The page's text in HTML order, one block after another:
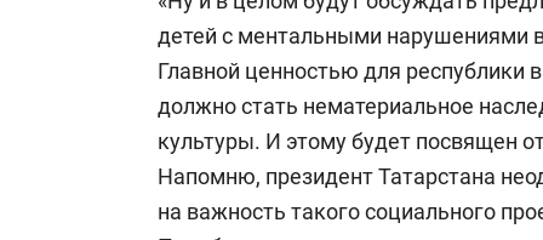
детей с ментальными нарушениями
Главной ценностью для республики
должно стать нематериальное
культуры. И этому будет посвящен
Напомню, президент Татарстана
на важность такого социального